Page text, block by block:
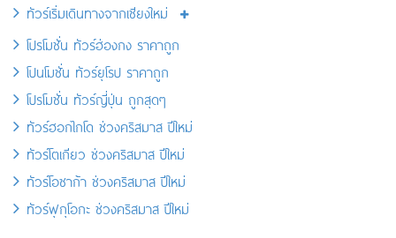
ทัวร์เริ่มเดินทางจากเชียงใหม่
โปรโมชั่น ทัวร์ฮ่องกง ราคาถูก
โปนโมชั่น ทัวร์ยุโรป ราคาถูก
โปรโมชั่น ทัวร์ญี่ปุ่น ถูกสุดๆ
ทัวร์ฮอกไกโด ช่วงคริสมาส ปีใหม่
ทัวร์โตเกียว ช่วงคริสมาส ปีใหม่
ทัวร์โอซาก้า ช่วงคริสมาส ปีใหม่
ทัวร์ฟุกุโอกะ ช่วงคริสมาส ปีใหม่